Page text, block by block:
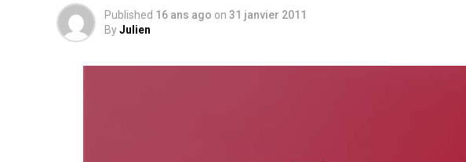
Published 16 ans ago on 31 janvier 2011
ByJulien